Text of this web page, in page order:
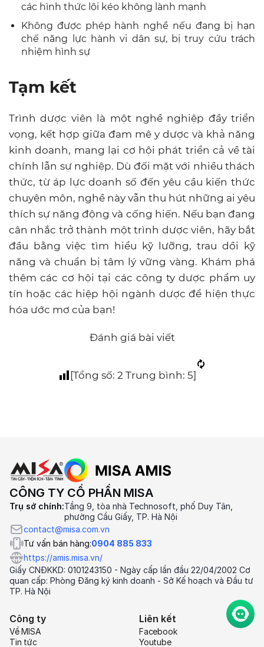
các hình thức lôi kéo không lành mạnh
Không được phép hành nghề nếu đang bị hạn
chế năng lực hành vi dân sự, bị truy cứu trách
nhiệm hình sự
Tạm kết
Trình dược viên là một nghề nghiệp đầy triển
vọng, kết hợp giữa đam mê y dược và khả năng
kinh doanh, mang lại cơ hội phát triển cả về tài
chính lẫn sự nghiệp. Dù đối mặt với nhiều thách
thức, từ áp lực doanh số đến yêu cầu kiến thức
chuyên môn, nghề này vẫn thu hút những ai yêu
thích sự năng động và cống hiến. Nếu bạn đang
cân nhắc trở thành một trình dược viên, hãy bắt
đầu bằng việc tìm hiểu kỹ lưỡng, trau dồi kỹ
năng và chuẩn bị tâm lý vững vàng. Khám phá
thêm các cơ hội tại các công ty dược phẩm uy
tín hoặc các hiệp hội ngành dược để hiện thực
hóa ước mơ của bạn!
Đánh giá bài viết
[Tổng số: 2 Trung bình: 5]
CÔNG TY CỔ PHẦN MISA
Trụ sở chính:Tầng 9, tòa nhà Technosoft, phố Duy Tân,
phường Cầu Giấy, TP. Hà Nội
contact@misa.com.vn
Tư vấn bán hàng:0904 885 833
https://amis.misa.vn/
Giấy CNĐKKD: 0101243150 - Ngày cấp lần đầu 22/04/2002 Cơ
quan cấp: Phòng Đăng ký kinh doanh - Sở Kế hoạch và Đầu tư
TP. Hà Nội
Công ty
Về MISA
Tin tức
Liên kết
Facebook
Youtube